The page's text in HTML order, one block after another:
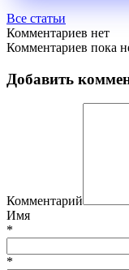
Все статьи
Комментариев нет
Комментариев пока
Добавить
Комментарий
Имя
*
*